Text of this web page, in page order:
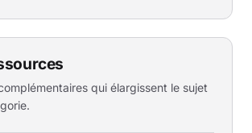
qui élargissent le sujet